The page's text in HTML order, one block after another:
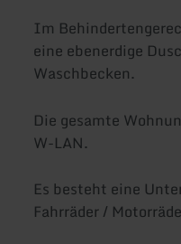
Im
eine ebenerdige
Waschbecken.
Die gesamte
W-LAN.
Es besteht eine
Fahrräder /